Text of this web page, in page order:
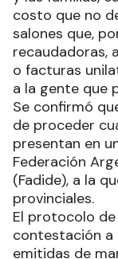
costo que no
salones que,
recaudadoras,
o facturas
a la gente que
Se confirmó
de proceder
presentan en
Federación
(Fadide), a la
provinciales.
El protocolo
contestación
emitidas de